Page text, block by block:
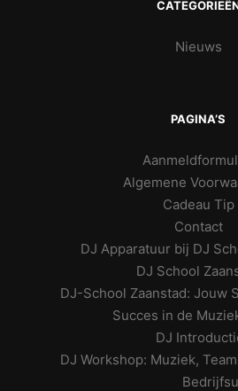
Nieuws
PAGINA’S
Algemene
Cadeau Tip
Contact
DJ Apparatuur bij DJ
DJ School
DJ-School Zaanstad: Jouw
Succes in de
DJ
DJ Workshop: Muziek,